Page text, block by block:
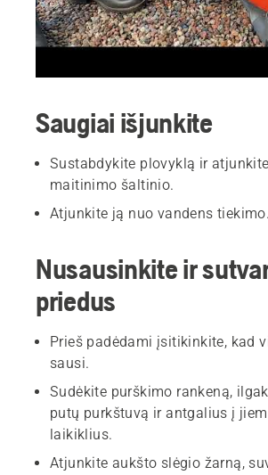
Saugiai išjunkite
Sustabdykite plovyklą ir
maitinimo šaltinio.
Atjunkite ją nuo vandens tiekimo.
Nusausinkite ir
priedus
Prieš padėdami įsitikinkite, kad
sausi.
Sudėkite purškimo rankeną,
putų purkštuvą ir antgalius į
laikiklius.
Atjunkite aukšto slėgio žarną,